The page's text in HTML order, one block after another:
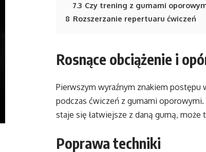
7.3 Czy trening z gumami
8 Rozszerzanie repertuaru ćwiczeń
Rosnące obciążenie i
Pierwszym wyraźnym znakiem
podczas ćwiczeń z gumami
staje się łatwiejsze z daną gumą,
Poprawa techniki